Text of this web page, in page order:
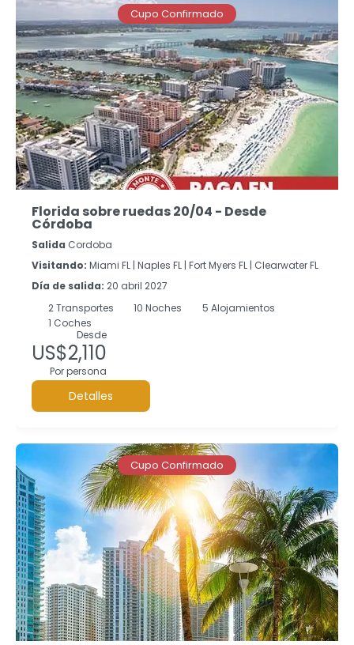
Cupo Confirmado
Florida sobre ruedas 20/04 - Desde
Córdoba
Salida Cordoba
Visitando: Miami FL | Naples FL | Fort Myers FL | Clearwater FL
Día de salida: 20 abril 2027
2Transportes 10 Noches
5 Alojamientos
1 Coches
Desde
US$2,110
Por persona
Detalles
Cupo Confirmado